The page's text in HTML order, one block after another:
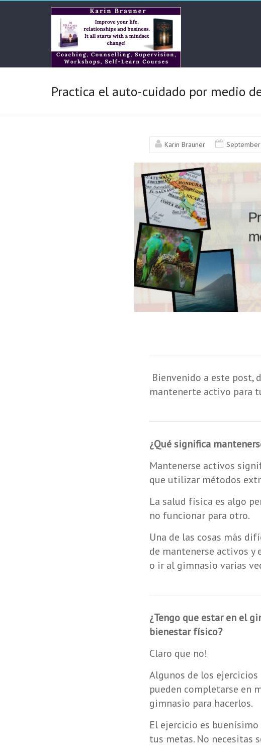
Karin
Brauner
Online
Bilingual
Practica el auto-cuidado por medio
Karin Brauner
Bienvenido a este post,
mantenerte activo para
¿Quésignifica
Mantenerse activos
que utilizar métodos
La salud física es algo
no funcionar para otro.
Una de las cosas más
de mantenerse activos y
o ir al gimnasio varias
¿Tengo que estar en el
bienestar físico?
Claro que no!
Algunos de los
pueden completarse en
gimnasio para hacerlos.
El ejercicio es buenísimo
tus metas. No necesitas